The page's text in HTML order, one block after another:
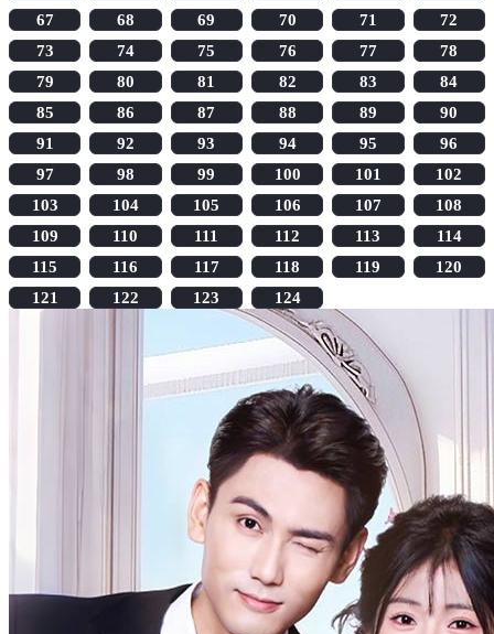
67
68 69 70 71
72
73
74 75 76 77
78
79
80 81 82 83
84
85
86 87 88 89
90
91
92 93 94 95
96
97
98 99 100 101
102
103
104 105 106 107
108
109
110 111 112 113
114
115
116 117 118 119
120
121
122 123 124